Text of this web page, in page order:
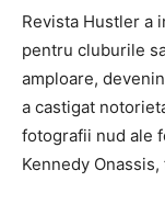
Revista Hustler a
pentru cluburile
amploare,
a castigat
fotografii nud ale
Kennedy